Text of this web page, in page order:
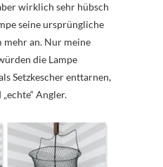
wirklich sehr hübsch
seine ursprüngliche
mehr an. Nur meine
die Lampe
Setzkescher enttarnen,
Angler.